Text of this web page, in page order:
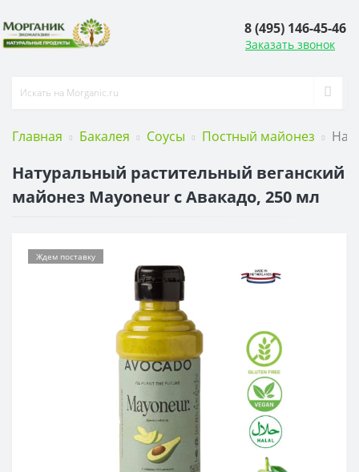
8 (495) 146-45-46
Заказать звонок
Главная Бакалея Соусы Постный майонез
Натуральный растительный веганский
майонез Mayoneur с Авакадо, 250 мл
Ждем поставку